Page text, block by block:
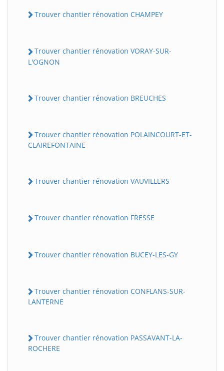
Trouver chantier rénovation CHAMPEY
Trouver chantier rénovation VORAY-SUR-
L'OGNON
Trouver chantier rénovation BREUCHES
Trouver chantier rénovation POLAINCOURT-ET-
CLAIREFONTAINE
Trouver chantier rénovation VAUVILLERS
Trouver chantier rénovation FRESSE
Trouver chantier rénovation BUCEY-LES-GY
Trouver chantier rénovation CONFLANS-SUR-
LANTERNE
Trouver chantier rénovation PASSAVANT-LA-
ROCHERE